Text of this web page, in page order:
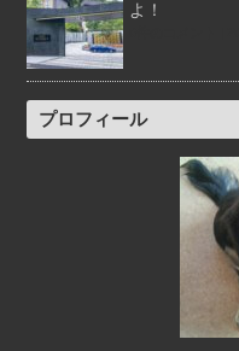
よ！
プロフィール